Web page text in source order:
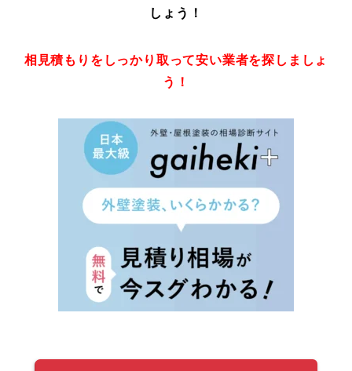
しょう！
相見積もりをしっかり取って安い業者を探しましょ
う！